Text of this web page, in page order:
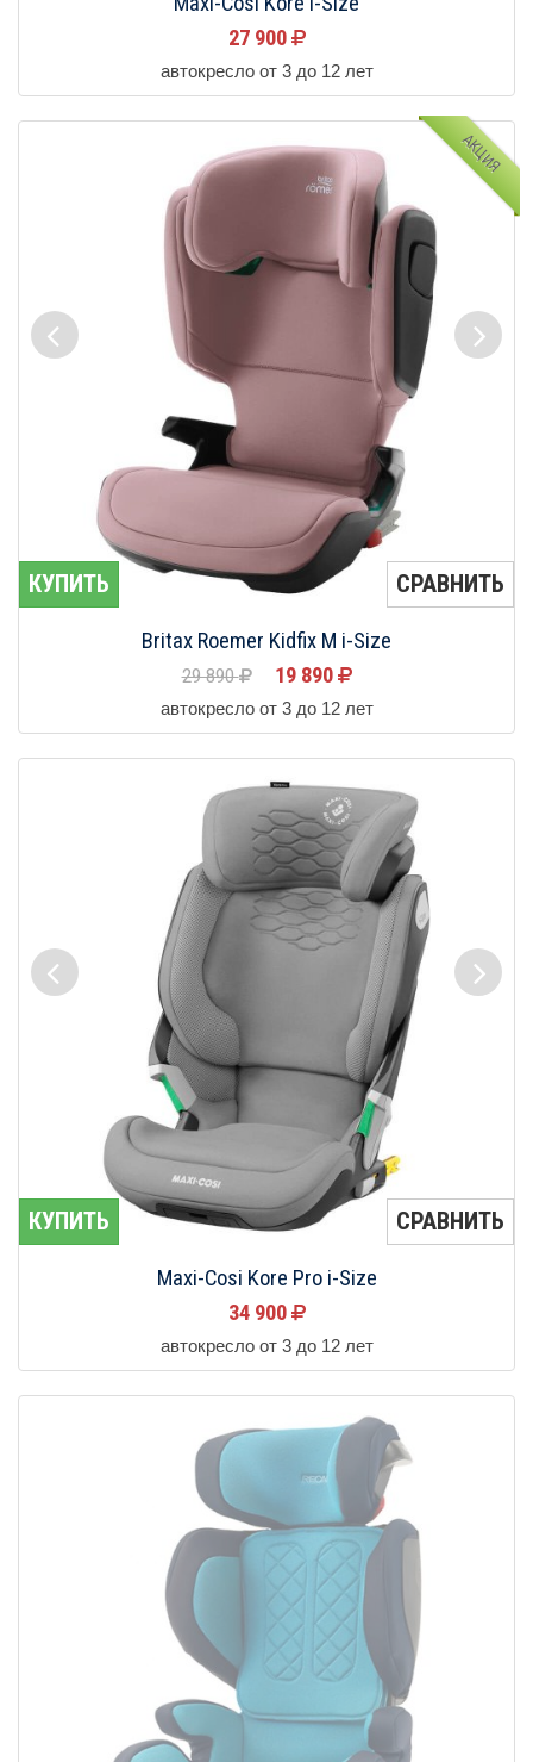
27 900
автокресло от 3 до 12 лет
АКЦИЯ
КУПИТЬ СРАВНИТЬ
Britax Roemer Kidfix M i-Size
29 890 19 890
автокресло от 3 до 12 лет
КУПИТЬ СРАВНИТЬ
Maxi-Cosi Kore Pro i-Size
34 900
автокресло от 3 до 12 лет